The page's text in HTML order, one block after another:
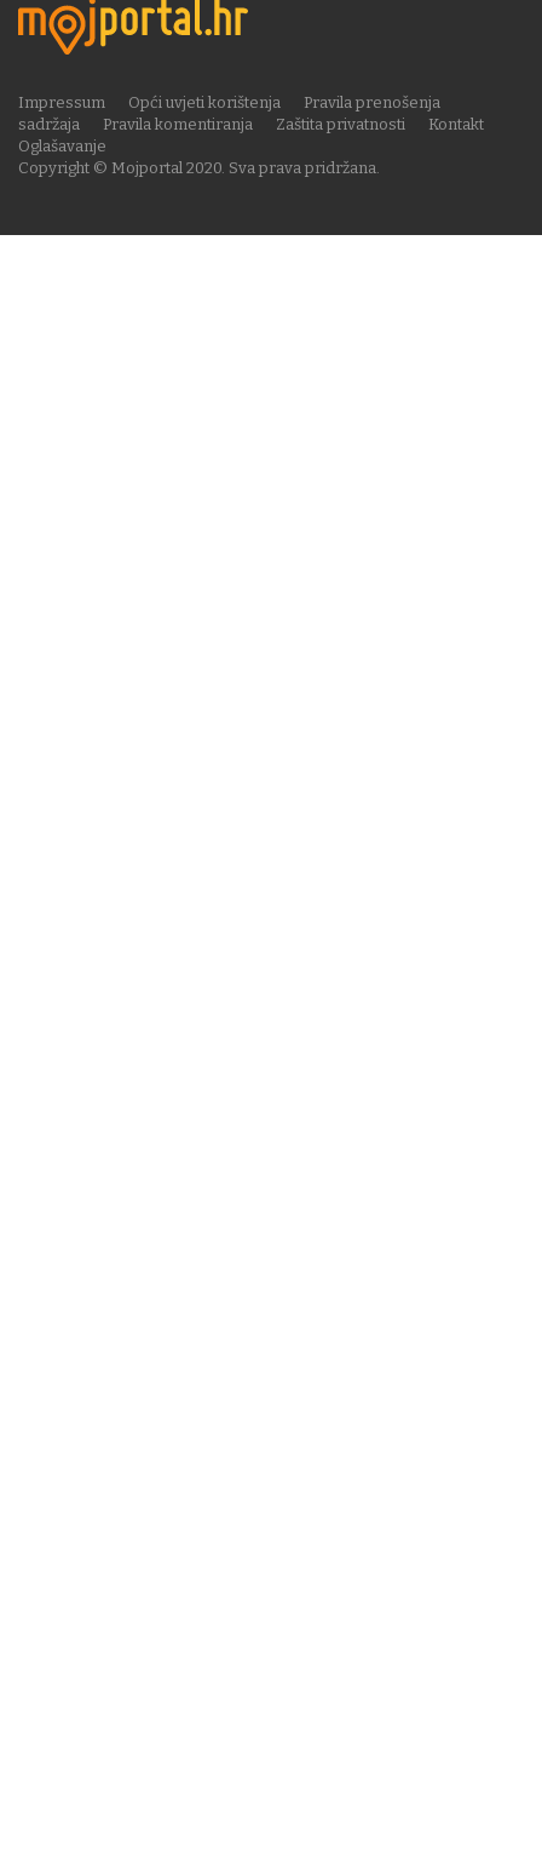
Copyright © Mojportal 2020. Sva prava pridržana.
Impressum Opći uvjeti korištenja
Pravila prenošenja
sadržaja
Pravila komentiranja Zaštita privatnosti
Kontakt
Oglašavanje